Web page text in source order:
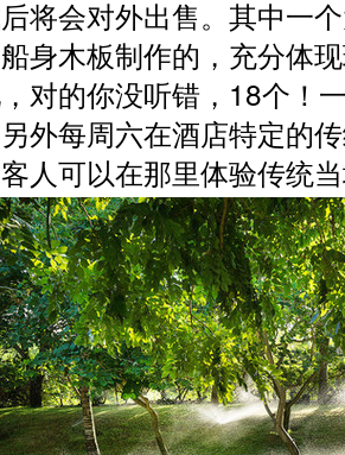
将会对外出售。其中一
身木板制作的，充分体
对的你没听错，18个！
外每周六在酒店特定的
人可以在那里体验传统